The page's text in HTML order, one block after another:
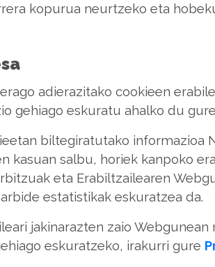
kopurua neurtzeko eta
adierazitako cookieen
gehiago eskuratu ahalko du gure
biltegiratutako informazioa
kasuan salbu, horiek kanpoko
eta Erabiltzailearen
estatistikak eskuratzea da.
jakinarazten zaio
eskuratzeko, irakurri gure